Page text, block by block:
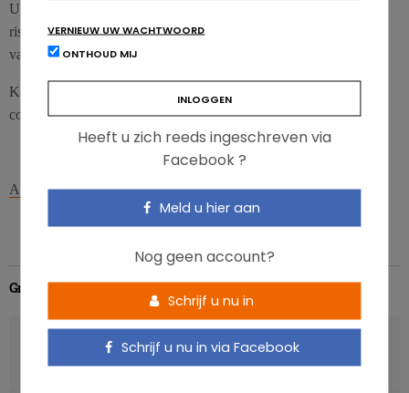
Uit de cohortstudies vermindert een verhoogde kaliuminname het
risico op beroerten significant, maar niet-significant voor hart –en
vaatziekten en coronaire hartaandoeningen.
Kaliuminname verhogen kan voordelen bieden in de preventie en
controle van hypertensie en beroerte bij gezonde personen.
Aburto N.J. et al., BMJ, April 2013.
Griet Vanderspikken
Chocolade met 50% minder vet
VERNIEUW UW WACHTWOORD
ONTHOUD MIJ
Heeft u zich reeds ingeschreven via
Facebook ?
Meld u hier aan
Nog geen account?
Schrijf u nu in
Schrijf u nu in via Facebook